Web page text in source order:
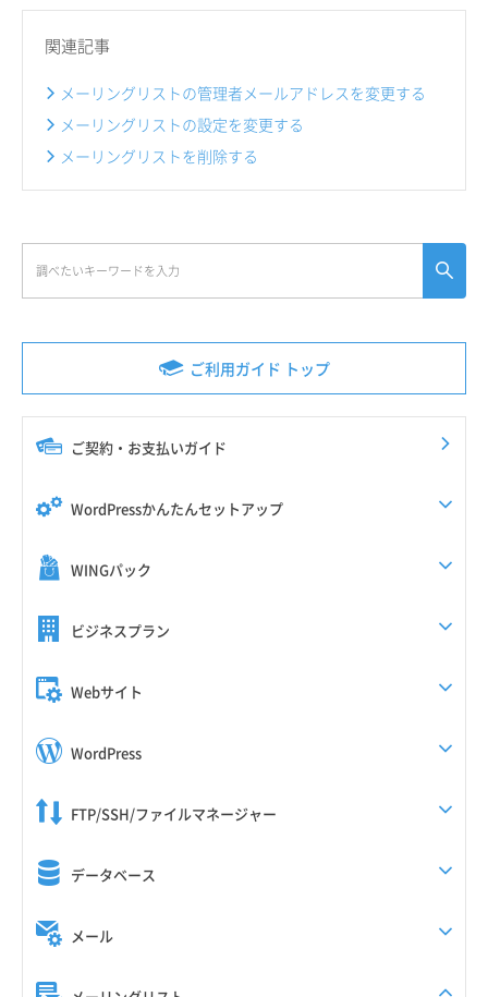
ご利用ガイド トップ
ご契約・お支払いガイド
WordPressかんたんセットアップ
WINGパック
ビジネスプラン
Webサイト
WordPress
FTP/SSH/ファイルマネージャー
データベース
メール
関連記事
メーリングリストの管理者メールアドレスを変更する
メーリングリストの設定を変更する
メーリングリストを削除する